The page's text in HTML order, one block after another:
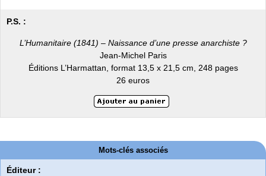
P.S. :
L’Humanitaire (1841) – Naissance d’une presse anarchiste ?
Jean-Michel Paris
Éditions L’Harmattan, format 13,5 x 21,5 cm, 248 pages
26 euros
Mots-clés associés
Éditeur :